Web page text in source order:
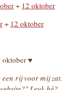
+ 12 oktober
+ 12 oktober
oktober ♥
rij voor mij zat.